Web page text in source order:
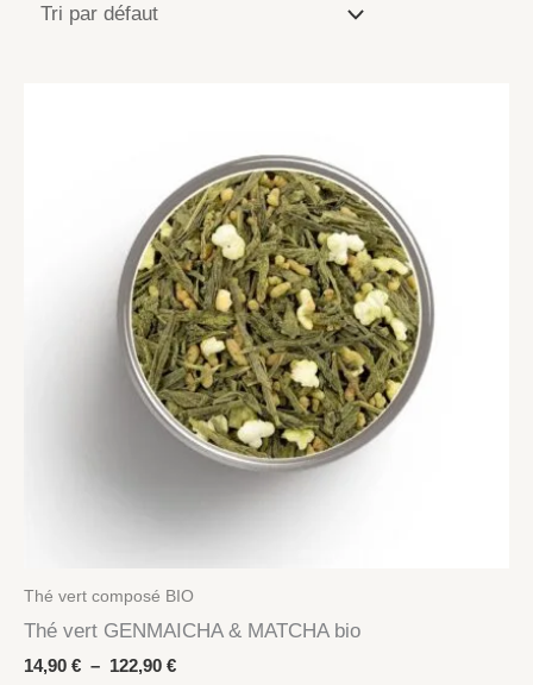
Thé vert composé BIO
Thé vert GENMAICHA & MATCHA bio
14,90 € – 122,90 €Plage